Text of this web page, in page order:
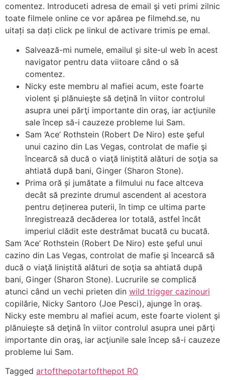
comentez. Introduceti adresa de email şi veti primi zilnic
toate filmele online ce vor apărea pe filmehd.se, nu
uitați sa dați click pe linkul de activare trimis pe emal.
Salvează-mi numele, emailul și site-ul web în acest
navigator pentru data viitoare când o să
comentez.
Nicky este membru al mafiei acum, este foarte
violent şi plănuieşte să deţină în viitor controlul
asupra unei părţi importante din oraş, iar acţiunile
sale încep să-i cauzeze probleme lui Sam.
Sam ‘Ace’ Rothstein (Robert De Niro) este şeful
unui cazino din Las Vegas, controlat de mafie şi
încearcă să ducă o viaţă liniștită alături de soţia sa
ahtiată după bani, Ginger (Sharon Stone).
Prima oră și jumătate a filmului nu face altceva
decât să prezinte drumul ascendent al acestora
pentru deținerea puterii, în timp ce ultima parte
înregistrează decăderea lor totală, astfel încât
imperiul clădit este destrămat bucată cu bucată.
Sam ‘Ace’ Rothstein (Robert De Niro) este şeful unui
cazino din Las Vegas, controlat de mafie şi încearcă să
ducă o viaţă liniștită alături de soţia sa ahtiată după
bani, Ginger (Sharon Stone). Lucrurile se complică
atunci când un vechi prieten din wild trigger cazinouri
copilărie, Nicky Santoro (Joe Pesci), ajunge în oraş.
Nicky este membru al mafiei acum, este foarte violent şi
plănuieşte să deţină în viitor controlul asupra unei părţi
importante din oraş, iar acţiunile sale încep să-i cauzeze
probleme lui Sam.
Tagged artofthepotartofthepot RO